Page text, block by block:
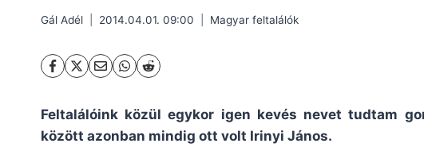
Gál Adél 2014.04.01. 09:00 Magyar feltalálók
Feltalálóink közül egykor igen kevés nevet tudtam
között azonban mindig ott volt Irinyi János.